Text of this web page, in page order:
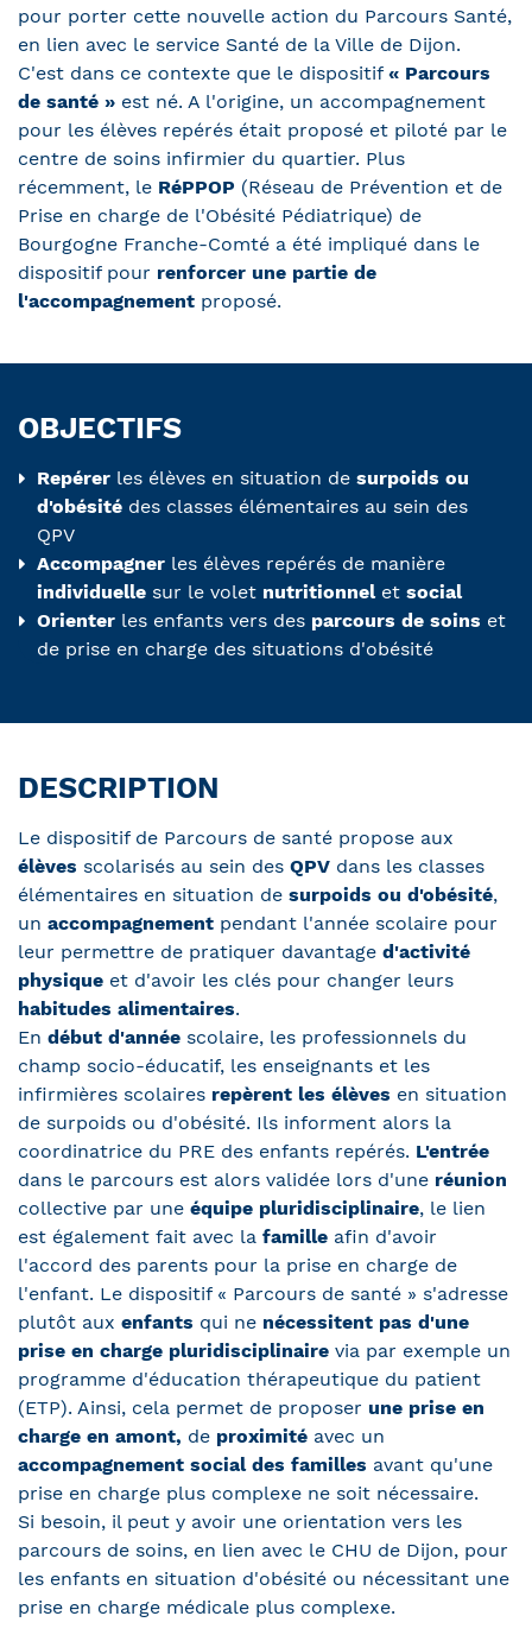
pour porter cette nouvelle action du Parcours Santé,
en lien avec le service Santé de la Ville de Dijon.
C'est dans ce contexte que le dispositif « Parcours
de santé » est né. A l'origine, un accompagnement
pour les élèves repérés était proposé et piloté par le
centre de soins infirmier du quartier. Plus
récemment, le RéPPOP (Réseau de Prévention et de
Prise en charge de l'Obésité Pédiatrique) de
Bourgogne Franche-Comté a été impliqué dans le
dispositif pour renforcer une partie de
l'accompagnement proposé.
OBJECTIFS
Repérer les élèves en situation de surpoids ou
d'obésité des classes élémentaires au sein des
QPV
Accompagner les élèves repérés de manière
individuelle sur le volet nutritionnel et social
Orienter les enfants vers des parcours de soins et
de prise en charge des situations d'obésité
DESCRIPTION
Le dispositif de Parcours de santé propose aux
élèves scolarisés au sein des QPV dans les classes
élémentaires en situation de surpoids ou d'obésité,
un accompagnement pendant l'année scolaire pour
leur permettre de pratiquer davantage d'activité
physique et d'avoir les clés pour changer leurs
habitudes alimentaires.
En début d'année scolaire, les professionnels du
champ socio-éducatif, les enseignants et les
infirmières scolaires repèrent les élèves en situation
de surpoids ou d'obésité. Ils informent alors la
coordinatrice du PRE des enfants repérés. L'entrée
dans le parcours est alors validée lors d'une réunion
collective par une équipe pluridisciplinaire, le lien
est également fait avec la famille afin d'avoir
l'accord des parents pour la prise en charge de
l'enfant. Le dispositif « Parcours de santé » s'adresse
plutôt aux enfants qui ne nécessitent pas d'une
prise en charge pluridisciplinaire via par exemple un
programme d'éducation thérapeutique du patient
(ETP). Ainsi, cela permet de proposer une prise en
charge en amont, de proximité avec un
accompagnement social des familles avant qu'une
prise en charge plus complexe ne soit nécessaire.
Si besoin, il peut y avoir une orientation vers les
parcours de soins, en lien avec le CHU de Dijon, pour
les enfants en situation d'obésité ou nécessitant une
prise en charge médicale plus complexe.